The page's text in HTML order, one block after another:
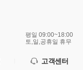
평일 09:00~18:00
토,일,공휴일 휴무
고객센터